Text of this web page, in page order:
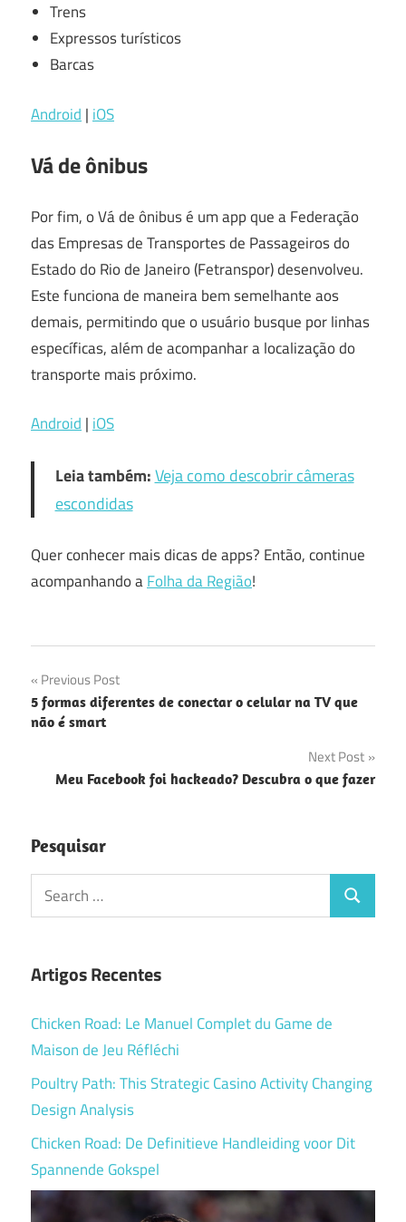
Trens
Expressos turísticos
Barcas
Android | iOS
Vá de ônibus
Por fim, o Vá de ônibus é um app que a Federação
das Empresas de Transportes de Passageiros do
Estado do Rio de Janeiro (Fetranspor) desenvolveu.
Este funciona de maneira bem semelhante aos
demais, permitindo que o usuário busque por linhas
específicas, além de acompanhar a localização do
transporte mais próximo.
Android | iOS
Leia também:Veja como descobrir câmeras
escondidas
Quer conhecer mais dicas de apps? Então, continue
acompanhando aFolha da Região!
Navegação
de
Previous Post
5 formas diferentes de conectar o celular na TV que
não é smart
Next Post
Meu Facebook foi hackeado? Descubra o que fazer
Pesquisar
Search
for:
Search
Artigos Recentes
Chicken Road: Le Manuel Complet du Game de
Maison de Jeu Réfléchi
Poultry Path: This Strategic Casino Activity Changing
Design Analysis
Chicken Road: De Definitieve Handleiding voor Dit
Spannende Gokspel